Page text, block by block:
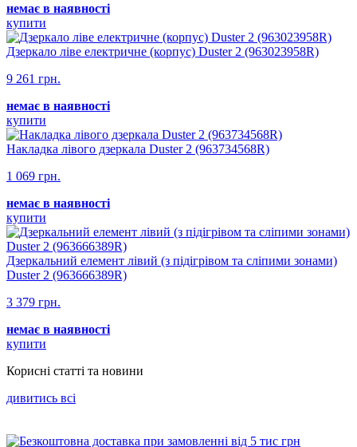
немає в наявності
купити
Дзеркало ліве електричне (корпус) Duster 2 (963023958R)
9 261 грн.
немає в наявності
купити
Накладка лівого дзеркала Duster 2 (963734568R)
1 069 грн.
немає в наявності
купити
Дзеркальний елемент лівий (з підігрівом та сліпими зонами)
Duster 2 (963666389R)
3 379 грн.
немає в наявності
купити
Корисні статті та новини
дивитись всi